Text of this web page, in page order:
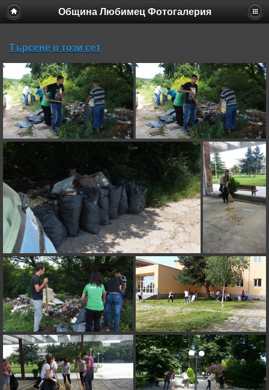
Община Любимец Фотогалерия
Търсене в този сет